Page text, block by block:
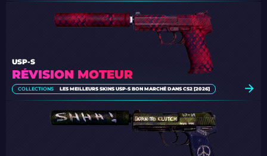
RÉVISION MOTEUR
USP-S
COLLECTIONS LES MEILLEURS SKINS USP-S BON MARCHÉ DANS CS2 [2026]